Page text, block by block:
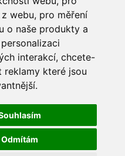
webu, pro měření
o naše produkty a
interakcí, chcete-
reklamy které jsou
.
Odmítám
>>
330